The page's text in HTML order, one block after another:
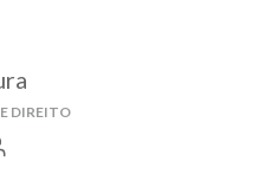
DIREITO